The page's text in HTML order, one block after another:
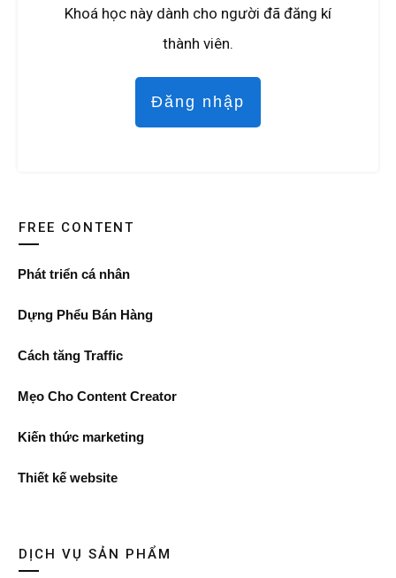
Khoá học này dành cho người đã đăng kí
thành viên.
Đăng nhập
FREE CONTENT
Phát triển cá nhân
Dựng Phểu Bán Hàng
Cách tăng Traffic
Mẹo Cho Content Creator
Kiến thức marketing
Thiết kế website
DỊCH VỤ SẢN PHẨM